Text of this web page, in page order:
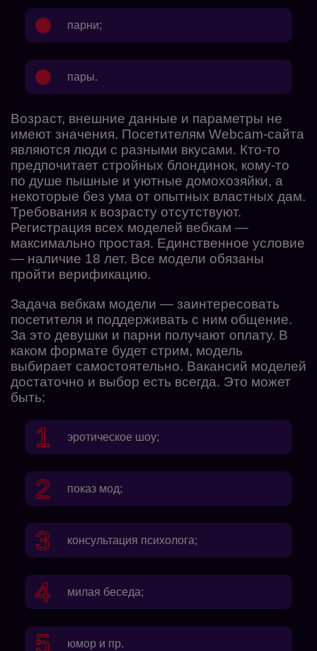
парни;
пары.
Возраст, внешние данные и параметры не
имеют значения. Посетителям Webcam-сайта
являются люди с разными вкусами. Кто-то
предпочитает стройных блондинок, кому-то
по душе пышные и уютные домохозяйки, а
некоторые без ума от опытных властных дам.
Требования к возрасту отсутствуют.
Регистрация всех моделей вебкам —
максимально простая. Единственное условие
— наличие 18 лет. Все модели обязаны
пройти верификацию.
Задача вебкам модели — заинтересовать
посетителя и поддерживать с ним общение.
За это девушки и парни получают оплату. В
каком формате будет стрим, модель
выбирает самостоятельно. Вакансий моделей
достаточно и выбор есть всегда. Это может
быть:
эротическое шоу;
показ мод;
консультация психолога;
милая беседа;
юмор и пр.